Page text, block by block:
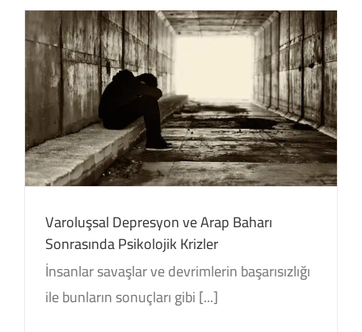
Varoluşsal Depresyon ve Arap Baharı
Sonrasında Psikolojik Krizler
İnsanlar savaşlar ve devrimlerin başarısızlığı
ile bunların sonuçları gibi [...]